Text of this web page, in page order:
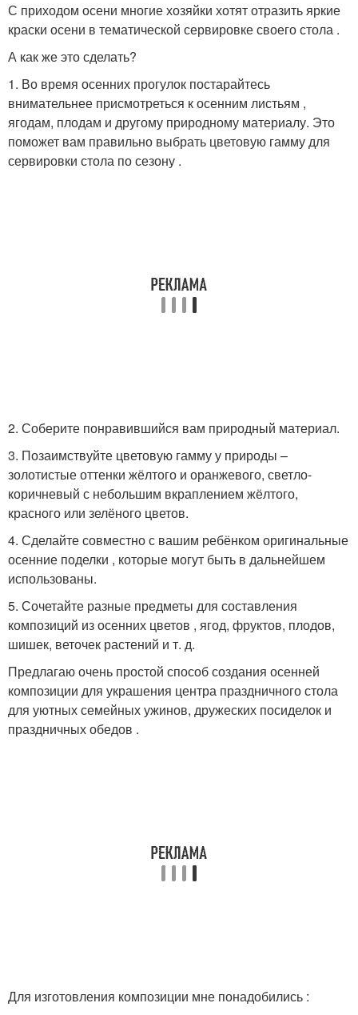
С приходом осени многие хозяйки хотят отразить яркие
краски осени в тематической сервировке своего стола .
А как же это сделать?
1. Во время осенних прогулок постарайтесь
внимательнее присмотреться к осенним листьям ,
ягодам, плодам и другому природному материалу. Это
поможет вам правильно выбрать цветовую гамму для
сервировки стола по сезону .
2. Соберите понравившийся вам природный материал.
3. Позаимствуйте цветовую гамму у природы –
золотистые оттенки жёлтого и оранжевого, светло-
коричневый с небольшим вкраплением жёлтого,
красного или зелёного цветов.
4. Сделайте совместно с вашим ребёнком оригинальные
осенние поделки , которые могут быть в дальнейшем
использованы.
5. Сочетайте разные предметы для составления
композиций из осенних цветов , ягод, фруктов, плодов,
шишек, веточек растений и т. д.
Предлагаю очень простой способ создания осенней
композиции для украшения центра праздничного стола
для уютных семейных ужинов, дружеских посиделок и
праздничных обедов .
Для изготовления композиции мне понадобились :